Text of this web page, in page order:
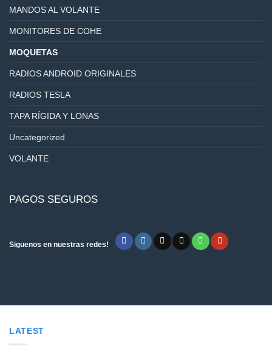
MANDOS AL VOLANTE
MONITORES DE COHE
MOQUETAS
RADIOS ANDROID ORIGINALES
RADIOS TESLA
TAPA RÍGIDA Y LONAS
Uncategorized
VOLANTE
PAGOS SEGUROS
Siguenos en nuestras redes!
LATEST